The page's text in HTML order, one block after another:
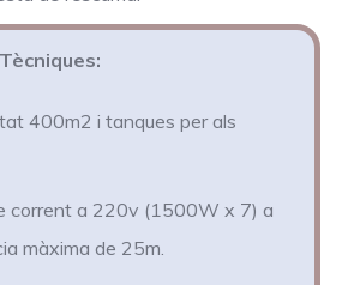
400m2 i tanques per als
corrent a 220v (1500W x 7) a
màxima de 25m.